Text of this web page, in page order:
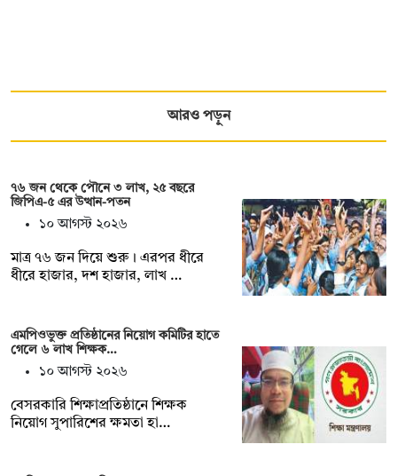
আরও পড়ুন
৭৬ জন থেকে পৌনে ৩ লাখ, ২৫ বছরে
জিপিএ-৫ এর উত্থান-পতন
১০ আগস্ট ২০২৬
মাত্র ৭৬ জন দিয়ে শুরু। এরপর ধীরে
ধীরে হাজার, দশ হাজার, লাখ …
এমপিওভুক্ত প্রতিষ্ঠানের নিয়োগ কমিটির হাতে
গেলে ৬ লাখ শিক্ষক…
১০ আগস্ট ২০২৬
বেসরকারি শিক্ষাপ্রতিষ্ঠানে শিক্ষক
নিয়োগ সুপারিশের ক্ষমতা হা…